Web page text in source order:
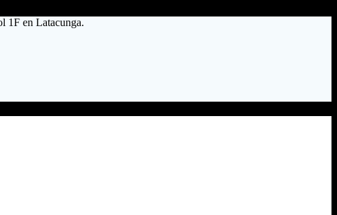
1F en Latacunga.